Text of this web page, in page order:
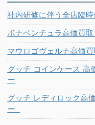
社内研修に伴う全店臨
ボナベンチュラ高価買
マウロゴヴェルナ高価
グッチ コインケース 高
ー
グッチ レディロック高
ー